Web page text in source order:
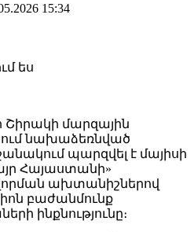
15:34
ես
Շիրակի մարզային
նախաձեռնված
պարզվել է մայիսի
Հայաստանի»
ախտանիշներով
բաժանմունք
ինքնությունը։